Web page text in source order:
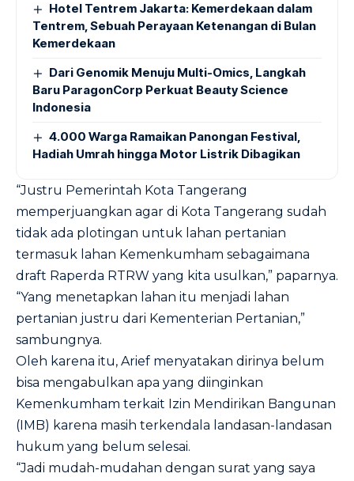
Hotel Tentrem Jakarta: Kemerdekaan dalam
Tentrem, Sebuah Perayaan Ketenangan di Bulan
Kemerdekaan
Dari Genomik Menuju Multi-Omics, Langkah
Baru ParagonCorp Perkuat Beauty Science
Indonesia
4.000 Warga Ramaikan Panongan Festival,
Hadiah Umrah hingga Motor Listrik Dibagikan
“Justru Pemerintah Kota Tangerang
memperjuangkan agar di Kota Tangerang sudah
tidak ada plotingan untuk lahan pertanian
termasuk lahan Kemenkumham sebagaimana
draft Raperda RTRW yang kita usulkan,” paparnya.
“Yang menetapkan lahan itu menjadi lahan
pertanian justru dari Kementerian Pertanian,”
sambungnya.
Oleh karena itu, Arief menyatakan dirinya belum
bisa mengabulkan apa yang diinginkan
Kemenkumham terkait Izin Mendirikan Bangunan
(IMB) karena masih terkendala landasan-landasan
hukum yang belum selesai.
“Jadi mudah-mudahan dengan surat yang saya